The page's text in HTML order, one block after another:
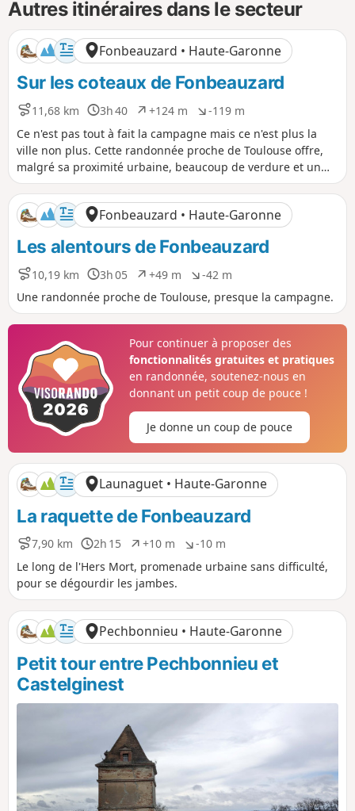
Autres itinéraires dans le secteur
Fonbeauzard • Haute-Garonne
Sur les coteaux de Fonbeauzard
11,68 km
D
i
s
t
a
n
c
e
3h 40
D
u
r
é
e
+124 m
D
é
n
i
v
e
l
é
p
o
i
f
-119 m
D
é
n
i
v
e
l
é
n
é
a
i
f
Ce n'est pas tout à fait la campagne mais ce n'est plus la
ville non plus. Cette randonnée proche de Toulouse offre,
malgré sa proximité urbaine, beaucoup de verdure et un
bon bol d'oxygène.
Fonbeauzard • Haute-Garonne
Les alentours de Fonbeauzard
10,19 km
D
i
s
t
e
3h 05
D
u
é
+49 m
D
é
i
v
e
l
é
p
o
t
i
f
-42 m
D
é
i
v
e
l
é
n
é
g
t
i
f
Une randonnée proche de Toulouse, presque la campagne.
Pour continuer à proposer des
fonctionnalités gratuites et pratiques
en randonnée, soutenez-nous en
donnant un petit coup de pouce !
Je donne un coup de pouce
Launaguet • Haute-Garonne
La raquette de Fonbeauzard
7,90 km
D
i
s
t
n
c
2h 15
D
u
r
é
+10 m
D
é
n
i
e
l
p
i
t
i
f
-10 m
D
é
e
l
n
a
Le long de l'Hers Mort, promenade urbaine sans difficulté,
pour se dégourdir les jambes.
Pechbonnieu • Haute-Garonne
Petit tour entre Pechbonnieu et
Castelginest